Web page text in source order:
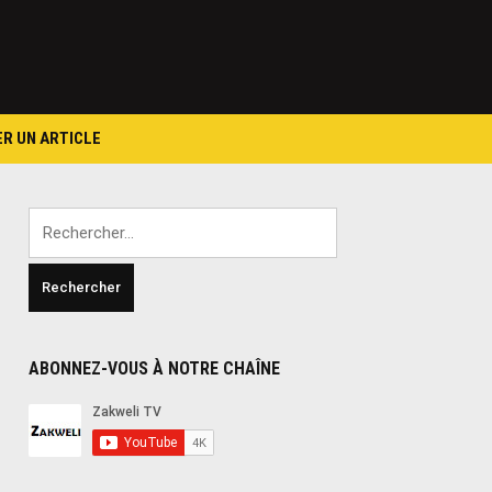
UN ARTICLE
ABONNEZ-VOUS À NOTRE CHAÎNE